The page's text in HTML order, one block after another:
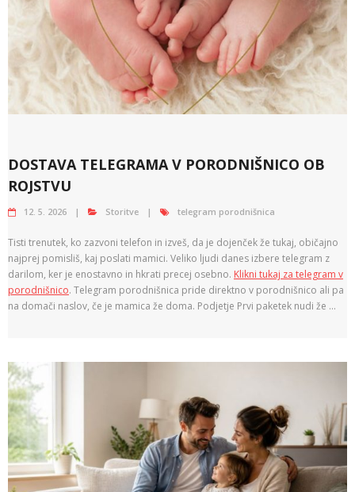
DOSTAVA TELEGRAMA V PORODNIŠNICO OB
ROJSTVU
12. 5. 2026 Storitve telegram porodnišnica
Tisti trenutek, ko zazvoni telefon in izveš, da je dojenček že tukaj, običajno
najprej pomisliš, kaj poslati mamici. Veliko ljudi danes izbere telegram z
darilom, ker je enostavno in hkrati precej osebno. Klikni tukaj za telegram v
porodnišnico. Telegram porodnišnica pride direktno v porodnišnico ali pa
na domači naslov, če je mamica že doma. Podjetje Prvi paketek nudi že …